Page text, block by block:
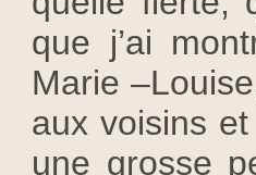
que j’ai
Marie
aux voisins
une grosse